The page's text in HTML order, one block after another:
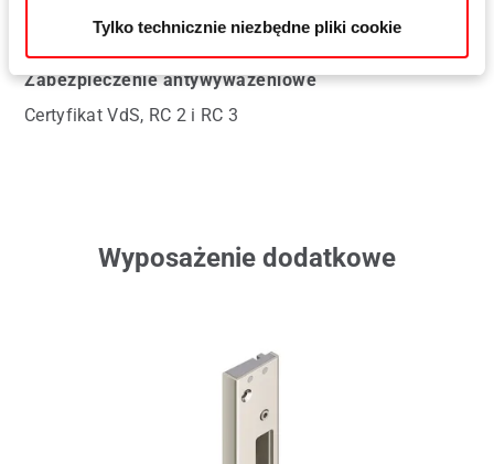
Tylko technicznie niezbędne pliki cookie
Zabezpieczenie antywyważeniowe
Certyfikat VdS, RC 2 i RC 3
Wyposażenie dodatkowe